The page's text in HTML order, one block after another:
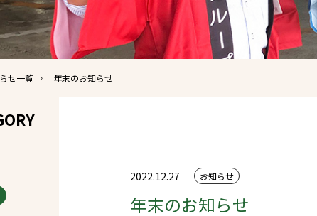
せ一覧 年末のお知らせ
2022.12.27 お知らせ
年末のお知らせ